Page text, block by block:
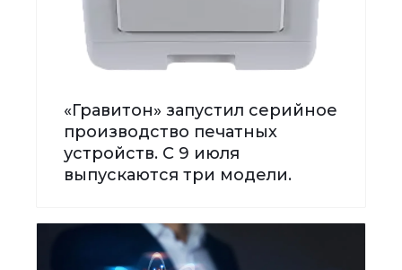
«Гравитон» запустил серийное
производство печатных
устройств. С 9 июля
выпускаются три модели.